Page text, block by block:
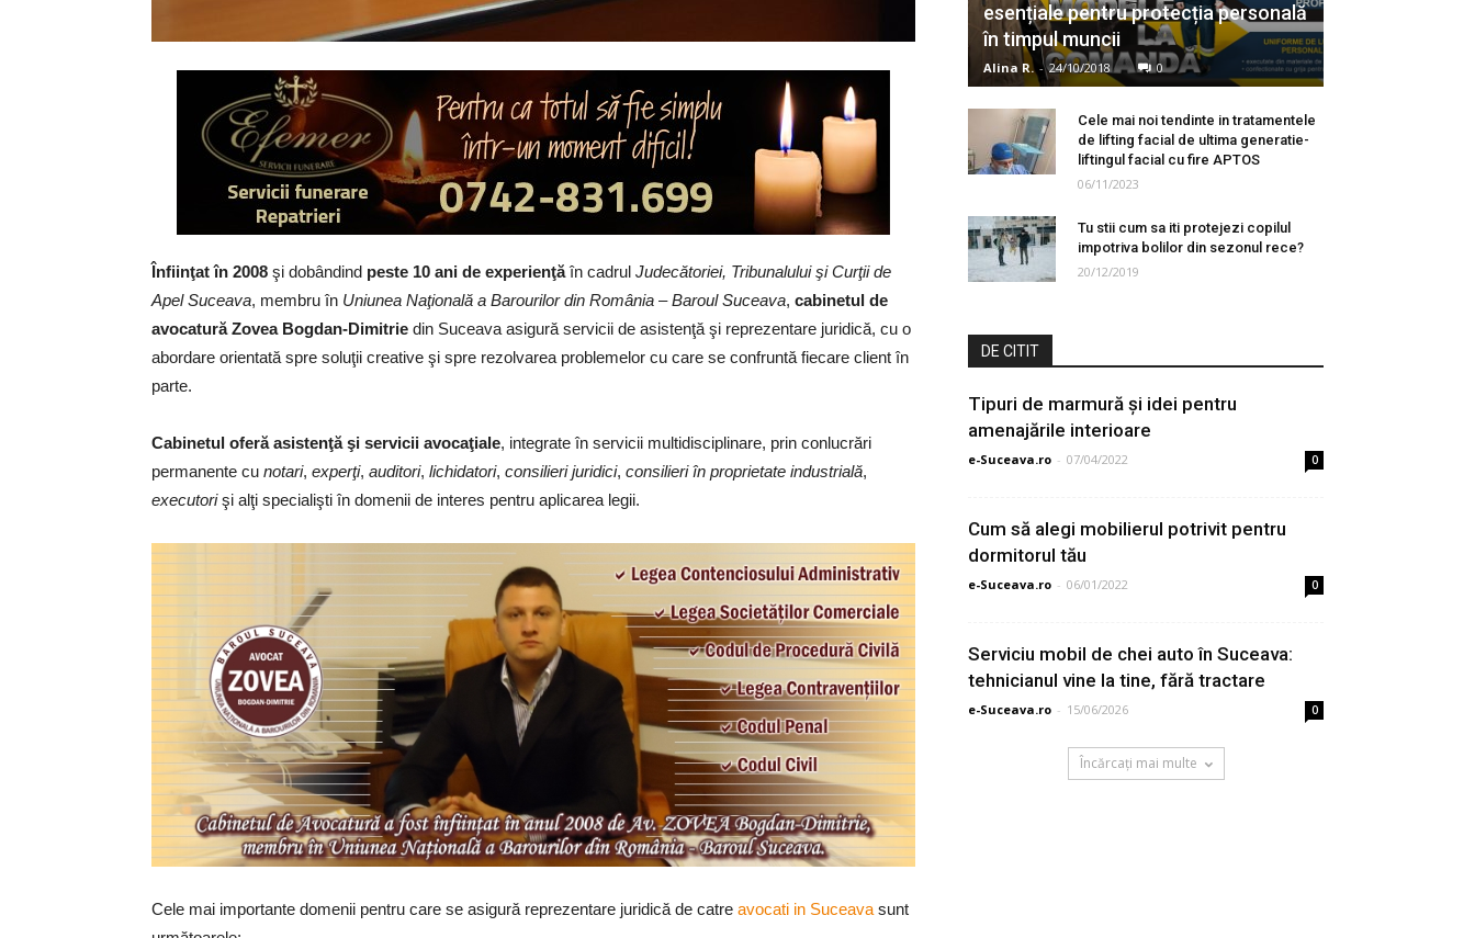
Înfiinţat în 2008 şi dobândind peste 10 ani de experienţăîn cadrul Judecătoriei, Tribunalului şi Curţii de
Apel Suceava, membru în Uniunea Naţională a Barourilor din România –Baroul Suceava, cabinetul de
avocatură Zovea Bogdan-Dimitrie din Suceava asigură servicii de asistenţă şi reprezentare juridică, cu o
abordare orientată spre soluţii creative şi spre rezolvarea problemelor cu care se confruntă fiecare client în
parte.
Cabinetul oferă asistenţă şi servicii avocaţiale, integrate în servicii multidisciplinare, prin conlucrări
permanente cu notari, experţi, auditori, lichidatori, consilieri juridici, consilieri în proprietate industrială,
executorişi alţi specialişti în domenii de interes pentru aplicarea legii.
Cele mai importante domenii pentru care se asigură reprezentare juridică de catre avocati in Suceava sunt
esențiale pentru protecția personală
în timpul muncii
Alina R. - 24/10/2018 0
Cele mai noi tendinte in tratamentele
de lifting facial de ultima generatie-
liftingul facial cu fire APTOS
06/11/2023
Tu‌ ‌stii‌ ‌cum‌ ‌sa‌ ‌iti‌ ‌protejezi‌ ‌copilul‌
‌impotriva‌ ‌bolilor‌ ‌din‌ ‌sezonul‌ ‌rece?‌
20/12/2019
DE CITIT
Tipuri de marmură și idei pentru
amenajările interioare
e-Suceava.ro - 07/04/2022 0
Cum să alegi mobilierul potrivit pentru
dormitorul tău
e-Suceava.ro - 06/01/2022 0
Serviciu mobil de chei auto în Suceava:
tehnicianul vine la tine, fără tractare
e-Suceava.ro - 15/06/2026 0
Încărcați mai multe